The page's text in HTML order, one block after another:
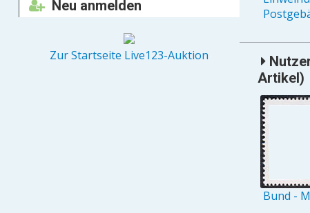
Neu anmelden
Zur Startseite Live123-Auktion
Artikel)
Bund -